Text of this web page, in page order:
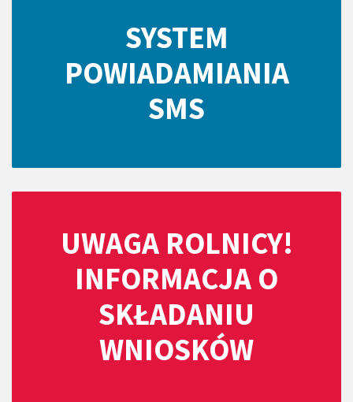
SYSTEM
POWIADAMIANIA
SMS
UWAGA ROLNICY!
INFORMACJA O
SKŁADANIU
WNIOSKÓW